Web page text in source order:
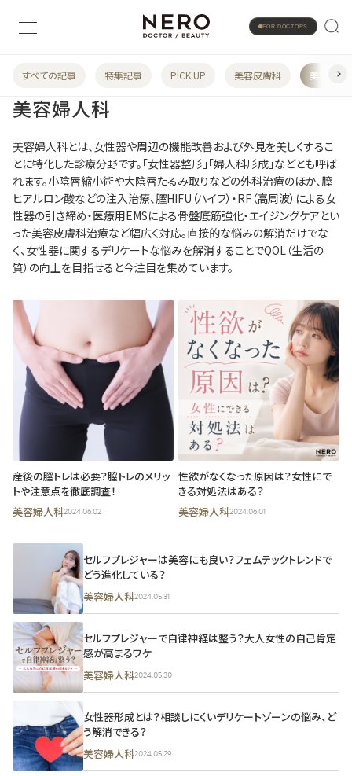
FOR DOCTORS
すべての記事 特集記事 PICK UP 美容皮膚科 美容婦人
美容婦人科
美容婦人科とは、女性器や周辺の機能改善および外見を美しくするこ
とに特化した診療分野です。「女性器整形」「婦人科形成」などとも呼ば
れます。小陰唇縮小術や大陰唇たるみ取りなどの外科治療のほか、膣
ヒアルロン酸などの注入治療、膣HIFU（ハイフ）・RF（高周波）による女
性器の引き締め・医療用EMSによる骨盤底筋強化・エイジングケアとい
った美容皮膚科治療など幅広く対応。直接的な悩みの解消だけでな
く、女性器に関するデリケートな悩みを解消することでQOL（生活の
質）の向上を目指せると今注目を集めています。
産後の膣トレは必要？膣トレのメリッ
トや注意点を徹底調査！
美容婦人科2024.06.02
性欲がなくなった原因は？女性にで
きる対処法はある？
美容婦人科2024.06.01
セルフプレジャーは美容にも良い？フェムテックトレンドで
どう進化している？
美容婦人科2024.05.31
セルフプレジャーで自律神経は整う？大人女性の自己肯定
感が高まるワケ
美容婦人科2024.05.30
女性器形成とは？相談しにくいデリケートゾーンの悩み、ど
う解消できる？
美容婦人科2024.05.29